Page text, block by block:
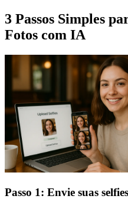
3 Passos Simples
Fotos com IA
Passo 1: Envie suas